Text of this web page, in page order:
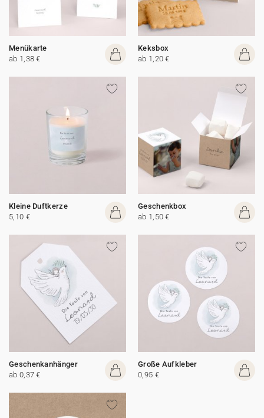
Menükarte
ab 1,38 €
Keksbox
ab 1,20 €
Kleine Duftkerze
5,10 €
Geschenkbox
ab 1,50 €
Geschenkanhänger
ab 0,37 €
Große Aufkleber
0,95 €